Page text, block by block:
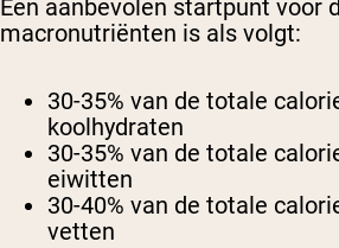
Een aanbevolen startpunt voor
macronutriënten is als volgt:
30-35% van de totale
koolhydraten
30-35% van de totale
eiwitten
30-40% van de totale
vetten